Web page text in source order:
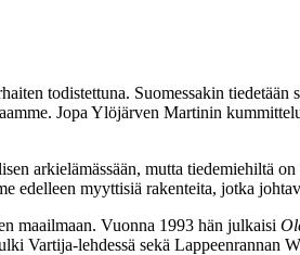
todistettuna. Suomessakin
Jopa Ylöjärven Martinin
arkielämässään, mutta tiedemiehiltä
edelleen myyttisiä rakenteita, jotka
maailmaan. Vuonna 1993 hän julkaisi
lehdessä sekä Lappeenrannan